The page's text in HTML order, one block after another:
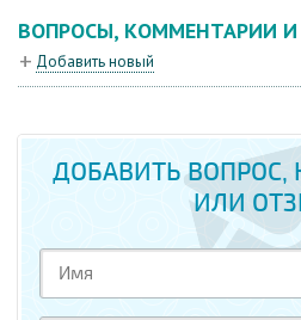
ВОПРОСЫ, КОММЕНТАРИИ
Добавить новый
ДОБАВИТЬ
ИЛИ